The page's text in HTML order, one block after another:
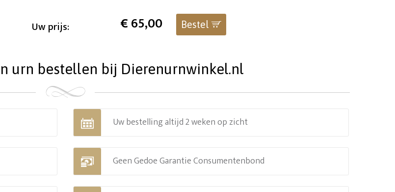
Uw prijs: €65,00 Bestel
urn bestellen bij Dierenurnwinkel.nl
Uw bestelling altijd 2 weken op zicht
Geen Gedoe Garantie Consumentenbond